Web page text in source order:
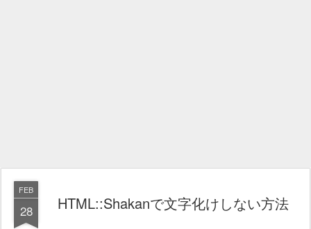
FEB
28 HTML::Shakanで文字化けしない方法